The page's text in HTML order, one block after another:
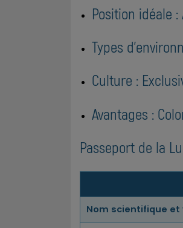
Position idéale
Types
Culture :
Avantages :
Passeport de la
Nom scientifique et